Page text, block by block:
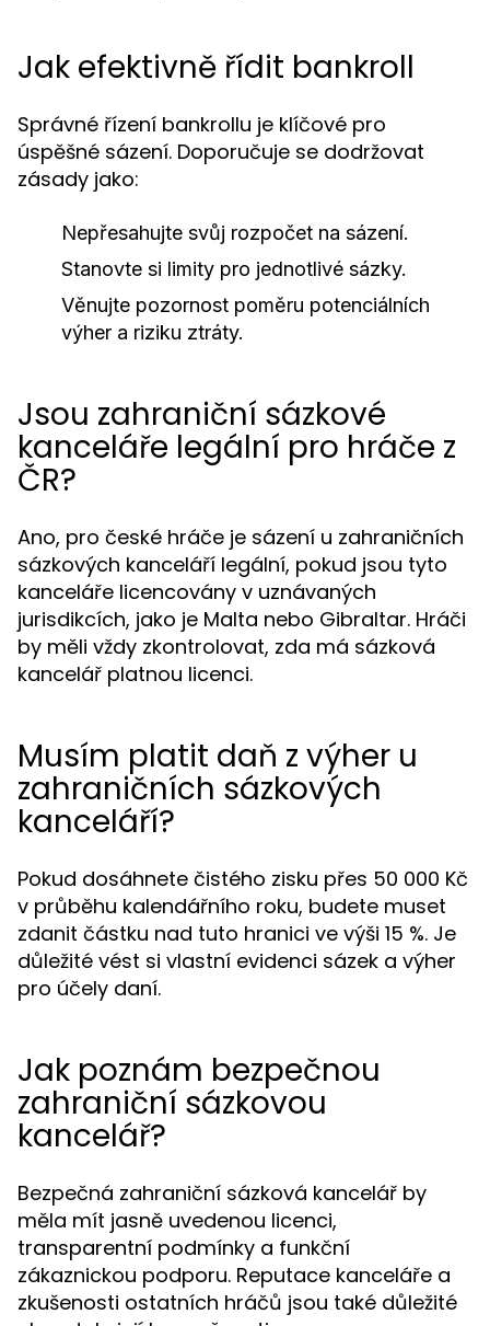
Jak efektivně řídit bankroll
Správné řízení bankrollu je klíčové pro
úspěšné sázení. Doporučuje se dodržovat
zásady jako:
Nepřesahujte svůj rozpočet na sázení.
Stanovte si limity pro jednotlivé sázky.
Věnujte pozornost poměru potenciálních
výher a riziku ztráty.
Jsou zahraniční sázkové
kanceláře legální pro hráče z
ČR?
Ano, pro české hráče je sázení u zahraničních
sázkových kanceláří legální, pokud jsou tyto
kanceláře licencovány v uznávaných
jurisdikcích, jako je Malta nebo Gibraltar. Hráči
by měli vždy zkontrolovat, zda má sázková
kancelář platnou licenci.
Musím platit daň z výher u
zahraničních sázkových
kanceláří?
Pokud dosáhnete čistého zisku přes 50 000 Kč
v průběhu kalendářního roku, budete muset
zdanit částku nad tuto hranici ve výši 15 %. Je
důležité vést si vlastní evidenci sázek a výher
pro účely daní.
Jak poznám bezpečnou
zahraniční sázkovou
kancelář?
Bezpečná zahraniční sázková kancelář by
měla mít jasně uvedenou licenci,
transparentní podmínky a funkční
zákaznickou podporu. Reputace kanceláře a
zkušenosti ostatních hráčů jsou také důležité